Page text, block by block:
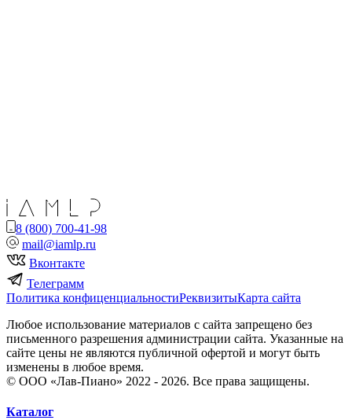
8 (800) 700-41-98
mail@iamlp.ru
Вконтакте
Телеграмм
Политика конфиценциальностиРеквизитыКарта сайта
Любое использование материалов с сайта запрещено без
письменного разрешения администрации сайта. Указанные на
сайте цены не являются публичной офертой и могут быть
изменены в любое время.
© ООО «Лав-Пиано» 2022 - 2026. Все права защищены.
Каталог